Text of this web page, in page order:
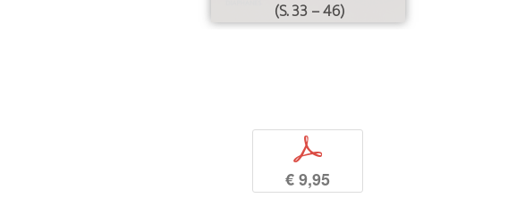
(S. 33 – 46)
p
€ 9,95